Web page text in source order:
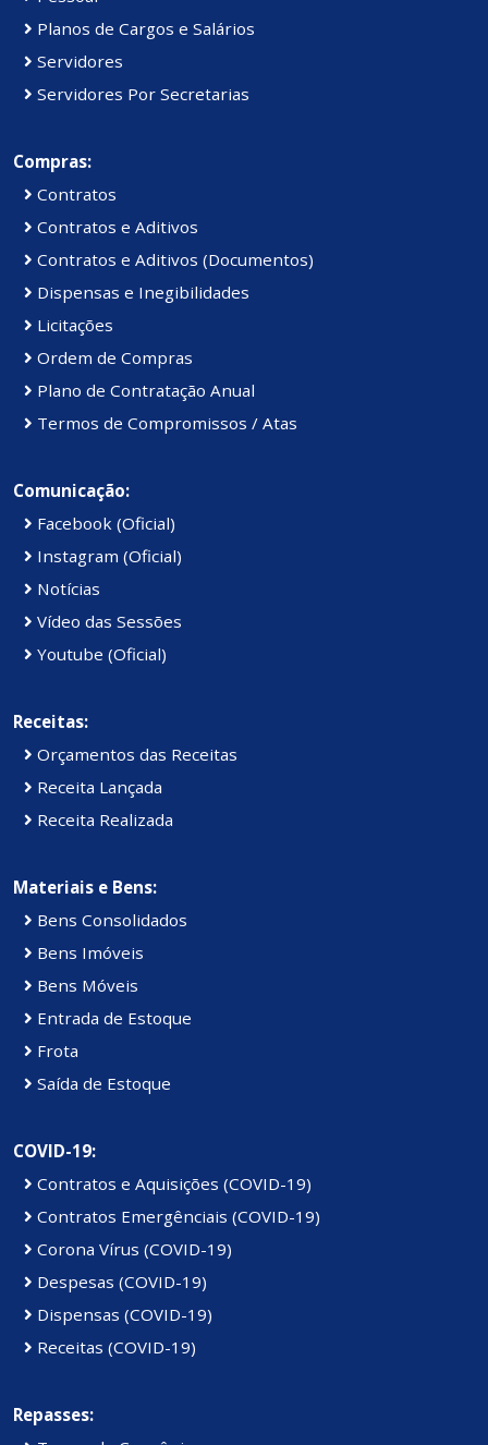
Planos de Cargos e Salários
Servidores
Servidores Por Secretarias
Compras:
Contratos
Contratos e Aditivos
Contratos e Aditivos (Documentos)
Dispensas e Inegibilidades
Licitações
Ordem de Compras
Plano de Contratação Anual
Termos de Compromissos / Atas
Comunicação:
Facebook (Oficial)
Instagram (Oficial)
Notícias
Vídeo das Sessões
Youtube (Oficial)
Receitas:
Orçamentos das Receitas
Receita Lançada
Receita Realizada
Materiais e Bens:
Bens Consolidados
Bens Imóveis
Bens Móveis
Entrada de Estoque
Frota
Saída de Estoque
COVID-19:
Contratos e Aquisições (COVID-19)
Contratos Emergênciais (COVID-19)
Corona Vírus (COVID-19)
Despesas (COVID-19)
Dispensas (COVID-19)
Receitas (COVID-19)
Repasses: